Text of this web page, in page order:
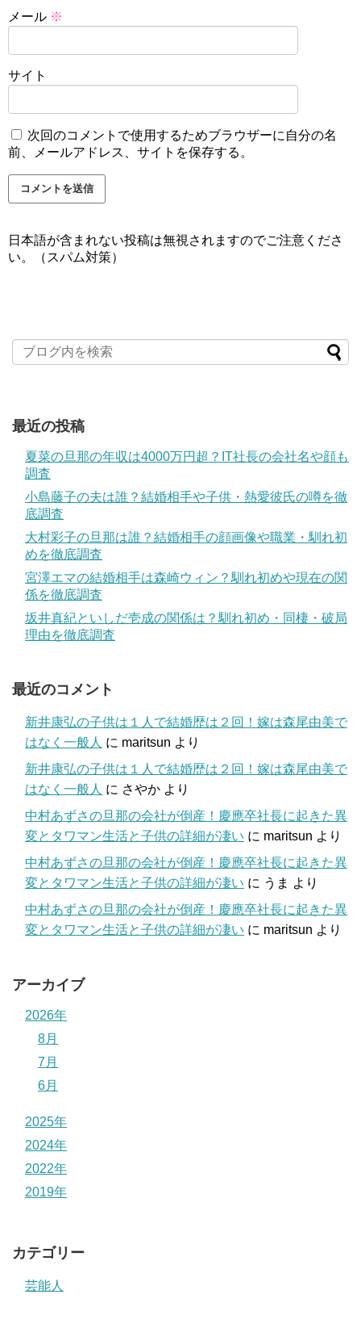
メール ※
サイト
次回のコメントで使用するためブラウザーに自分の名
前、メールアドレス、サイトを保存する。
日本語が含まれない投稿は無視されますのでご注意くださ
い。（スパム対策）
最近の投稿
夏菜の旦那の年収は4000万円超？IT社長の会社名や顔も
調査
小島藤子の夫は誰？結婚相手や子供・熱愛彼氏の噂を徹
底調査
大村彩子の旦那は誰？結婚相手の顔画像や職業・馴れ初
めを徹底調査
宮澤エマの結婚相手は森崎ウィン？馴れ初めや現在の関
係を徹底調査
坂井真紀といしだ壱成の関係は？馴れ初め・同棲・破局
理由を徹底調査
最近のコメント
新井康弘の子供は１人で結婚歴は２回！嫁は森尾由美で
はなく一般人 に maritsun より
新井康弘の子供は１人で結婚歴は２回！嫁は森尾由美で
はなく一般人 に さやか より
中村あずさの旦那の会社が倒産！慶應卒社長に起きた異
変とタワマン生活と子供の詳細が凄い に maritsun より
中村あずさの旦那の会社が倒産！慶應卒社長に起きた異
変とタワマン生活と子供の詳細が凄い に うま より
中村あずさの旦那の会社が倒産！慶應卒社長に起きた異
変とタワマン生活と子供の詳細が凄い に maritsun より
アーカイブ
2026年
8月
7月
6月
2025年
2024年
2022年
2019年
カテゴリー
芸能人